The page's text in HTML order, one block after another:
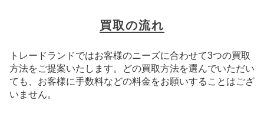
買取の流れ
トレードランドではお客様のニーズに合わせて3つの買取
方法をご提案いたします。
どの買取方法を選んでいただい
ても、お客様に手数料などの料金をお願いすることはござ
いません。